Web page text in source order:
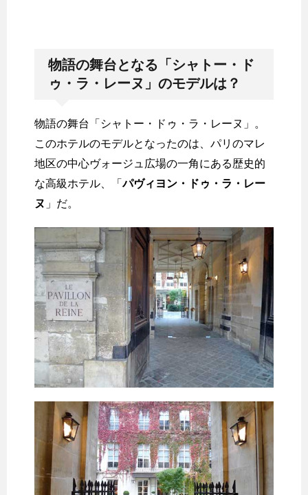
物語の舞台となる「シャトー・ド
ゥ・ラ・レーヌ」のモデルは？
物語の舞台「シャトー・ドゥ・ラ・レーヌ」。
このホテルのモデルとなったのは、パリのマレ
地区の中心ヴォージュ広場の一角にある歴史的
な高級ホテル、「パヴィヨン・ドゥ・ラ・レー
ヌ 」だ。